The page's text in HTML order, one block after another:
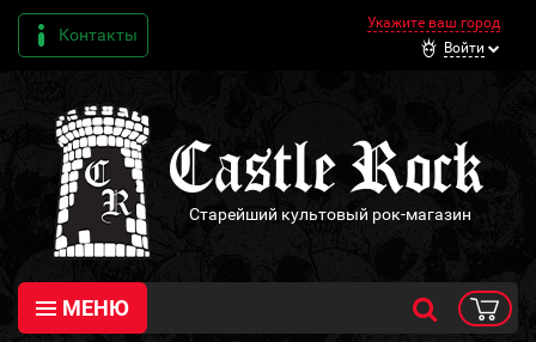
Контакты
Укажите ваш город
Войти
Старейший культовый рок-магазин
МЕНЮ